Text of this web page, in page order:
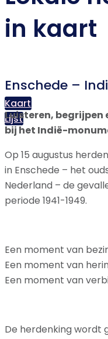
in kaart
Kaart
Lijst
Enschede –
Luisteren, begrijpen
bij het Indië-
Op 15 augustus
in Enschede – het
Nederland – de
periode 1941-1949.
Een moment van
Een moment van
Een moment van
De herdenking wordt